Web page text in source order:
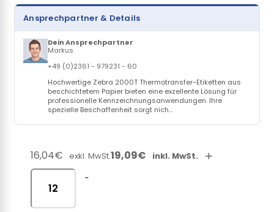
Ansprechpartner & Details
Dein Ansprechpartner
Markus
+49 (0)2361 - 979231 - 60
Hochwertige Zebra 2000T Thermotransfer-Etiketten aus
beschichtetem Papier bieten eine exzellente Lösung für
professionelle Kennzeichnungsanwendungen. Ihre
spezielle Beschaffenheit sorgt nich...
16,04€ exkl. MwSt.19,09€ inkl. MwSt.
+
-